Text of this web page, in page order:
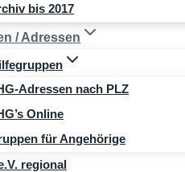
bis 2017
/ Adressen
Adressen nach PLZ
Online
für Angehörige
regional